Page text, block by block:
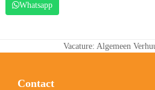
Whatsapp
next
Vacature: Algemeen
Contact